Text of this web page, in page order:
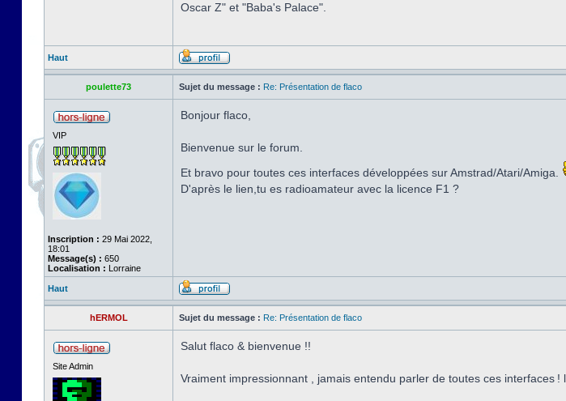
Oscar Z" et "Baba's Palace".
Haut
poulette73 Sujet du message : Re: Présentation de flaco
VIP
Inscription : 29 Mai 2022,
18:01
Message(s) : 650
Localisation : Lorraine
Bonjour flaco,
Bienvenue sur le forum.
Et bravo pour toutes ces interfaces développées sur Amstrad/Atari/Amiga.
D'après le lien,tu es radioamateur avec la licence F1 ?
Haut
hERMOL Sujet du message : Re: Présentation de flaco
Site Admin
Salut flaco & bienvenue !!
Vraiment impressionnant , jamais entendu parler de toutes ces interfaces